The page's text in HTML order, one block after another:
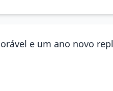
e um ano novo